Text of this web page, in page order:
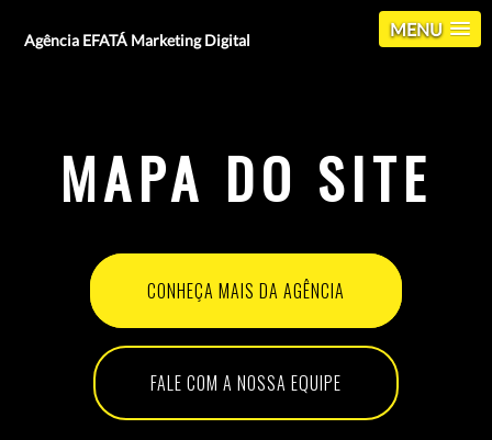
Agência EFATÁ Marketing Digital
MENU
MAPA DO SITE
CONHEÇA MAIS DA AGÊNCIA
FALE COM A NOSSA EQUIPE